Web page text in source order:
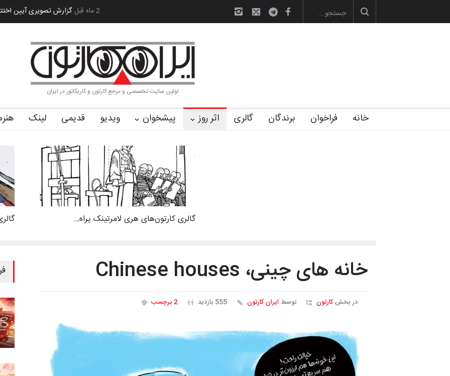
به یاد رویداد کارگاهی کارتون و پوستر «ایران سربلند»… آغاز دوره‌های تخصصی فصل تابستان 1405 خانه کا… 2 ماه قبل
اولین سایت تخصصی و مرجع کارتون و کاریکاتور در ایران
خانه فراخوان برندگان گالری اثر روز پیشخوان ویدیو قدیمی لینک
گالری کارتون‌های هری لامرتینک یراه…
خانه های چینی، Chinese houses
در بخشکارتون توسط ایران کارتون 555 بازدید 2 برچسب